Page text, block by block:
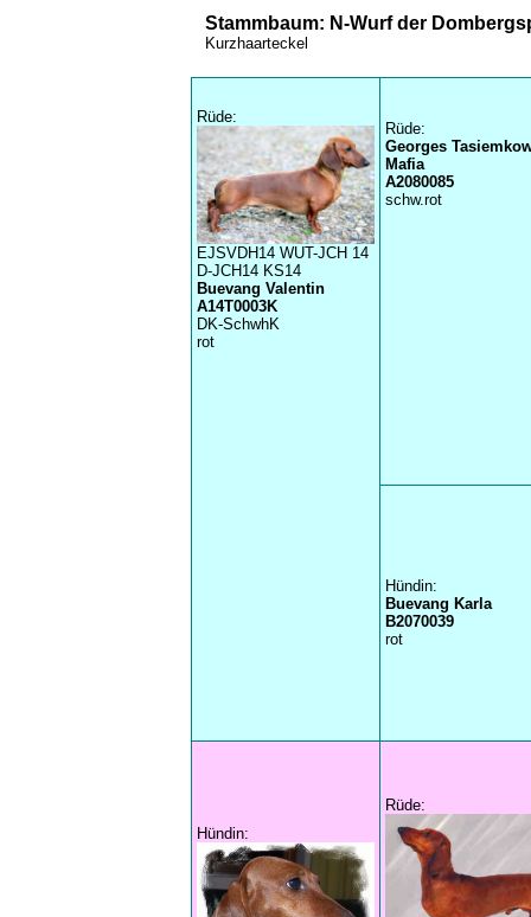
Stammbaum: N-Wurf der
Kurzhaarteckel
Rüde:
EJSVDH14 WUT-JCH 14
D-JCH14 KS14
Buevang Valentin
A14T0003K
DK-SchwhK
rot
Rüde:
Georges
Mafia
A2080085
schw.rot
Hündin:
Buevang Karla
B2070039
rot
Hündin:
Rüde: